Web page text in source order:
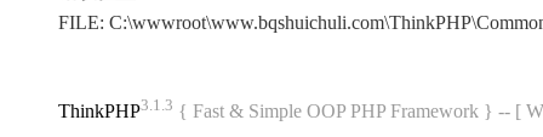
FILE:
ThinkPHP3.1.3 { Fast & Simple OOP PHP Framework } -- [